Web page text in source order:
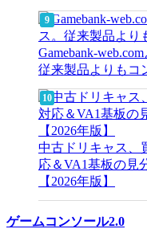
Gamebank-
従来製品よりもコ
中古ドリキャス
応＆VA1基板の
【2026年版】
ゲームコンソール2.0